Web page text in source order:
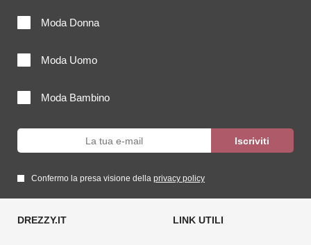
Moda Donna
Moda Uomo
Moda Bambino
Confermo la presa visione della privacy policy